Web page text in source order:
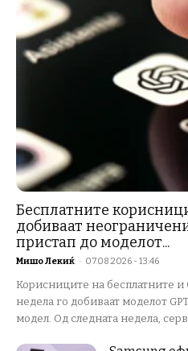
Бесплатните
добиваат
пристап до моделот...
Мишо Лекиќ - 07.08.2026 - 13:46
Корисниците на бесплатните и
недела го добиваат моделот
модел. Од следната недела,